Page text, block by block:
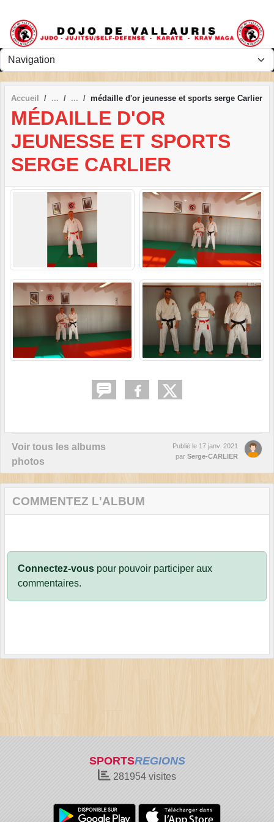
Accueil médaille d'or jeunesse et sports serge Carlier
MÉDAILLE D'OR
JEUNESSE ET SPORTS
SERGE CARLIER
Voir tous les albums
photos
Publié le 17 janv. 2021
par Serge-CARLIER
COMMENTEZ L'ALBUM
Connectez-vous pour pouvoir participer aux
commentaires.
SPORTSREGIONS
281954 visites